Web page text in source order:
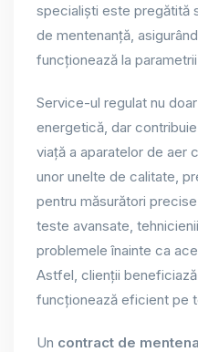
specialiști este pregătită
de mentenanță,
funcționează la
Service-ul regulat nu
energetică, dar
viață a aparatelor de aer
unor unelte de calitate,
pentru măsurători
teste avansate,
problemele înainte ca
Astfel, clienții
funcționează eficient pe
Un contract de